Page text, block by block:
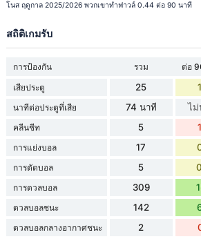
โนส ฤดูกาล 2025/2026 พวกเขาทำฟาวล์ 0.44 ต่อ 90 นาที
สถิติเกมรับ
การป้องกัน รวม ต่อ
เสียประตู
25
นาทีต่อประตูที่เสีย 74 นาที ไม่
คลีนชีท 5
การแย่งบอล 17
การตัดบอล 5
การดวลบอล 309
ดวลบอลชนะ 142
ดวลบอลกลางอากาศชนะ 2